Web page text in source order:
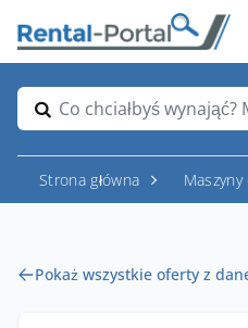
Co chciałbyś wynająć?
Strona główna
Pokaż wszystkie oferty z